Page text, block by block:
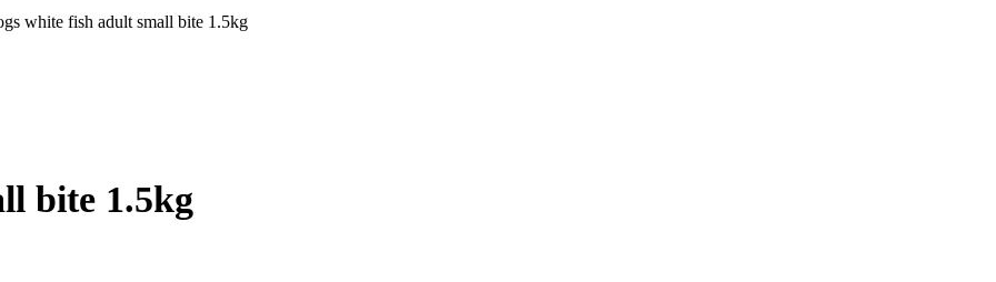
white fish adult small bite 1.5kg
bite 1.5kg